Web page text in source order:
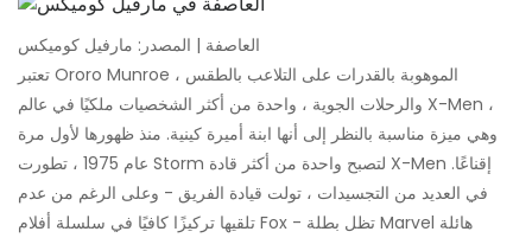
العاصفة | المصدر: مارفيل كوميكس
تعتبر Ororo Munroe ، الموهوبة بالقدرات على التلاعب بالطقس
والرحلات الجوية ، واحدة من أكثر الشخصيات ملكيًا في عالم X-Men ،
وهي ميزة مناسبة بالنظر إلى أنها ابنة أميرة كينية. منذ ظهورها لأول مرة
عام 1975 ، تطورت Storm لتصبح واحدة من أكثر قادة X-Men إقناعًا.
في العديد من التجسيدات ، تولت قيادة الفريق - وعلى الرغم من عدم
تلقيها تركيزًا كافيًا في سلسلة أفلام Fox - تظل بطلة Marvel هائلة